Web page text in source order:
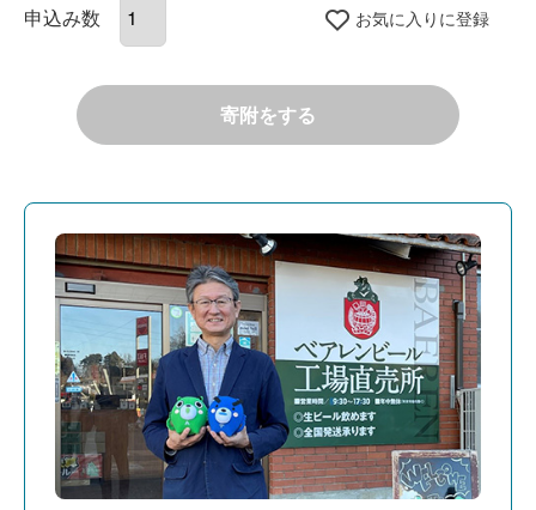
お気に入りに登録
寄附をする